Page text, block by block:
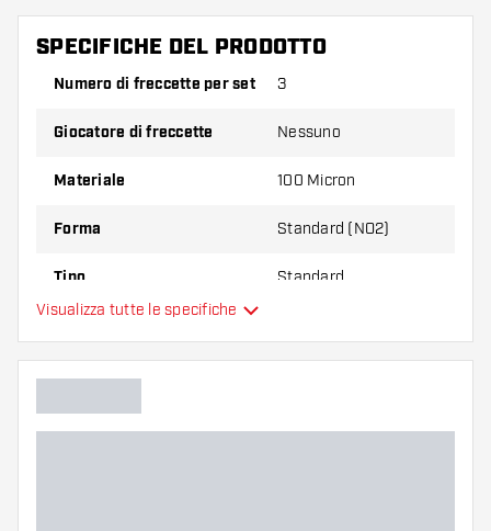
numero di alette e di astine. Questi possono
danneggiarsi o rompersi con l'uso.
spessore diverso di alette per scoprire quale
SPECIFICHE DEL PRODOTTO
Numero di freccette per set 3
Giocatore di freccette Nessuno
Materiale 100 Micron
Forma Standard (NO2)
Tipo Standard
Colore principale
Visualizza tutte le specifiche